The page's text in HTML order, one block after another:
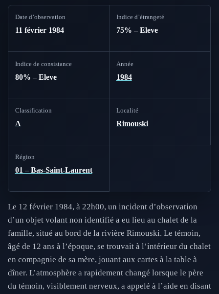
Date d’observation
11 février 1984
Indice d’étrangeté
75% – Eleve
Indice de consistance
80% – Eleve
Année
1984
Classification
A
Localité
Rimouski
Région
01 – Bas-Saint-Laurent
Le 12 février 1984, à 22h00, un incident d’observation
d’un objet volant non identifié a eu lieu au chalet de la
famille, situé au bord de la rivière Rimouski. Le témoin,
âgé de 12 ans à l’époque, se trouvait à l’intérieur du chalet
en compagnie de sa mère, jouant aux cartes à la table à
dîner. L’atmosphère a rapidement changé lorsque le père
du témoin, visiblement nerveux, a appelé à l’aide en disant